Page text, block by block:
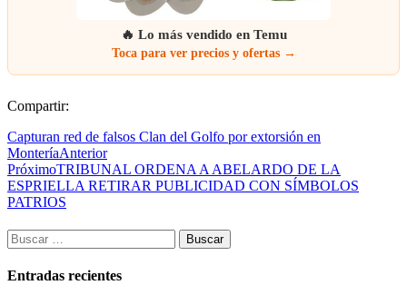
🔥 Lo más vendido en Temu
Toca para ver precios y ofertas →
Compartir:
Capturan red de falsos Clan del Golfo por extorsión en
MonteríaAnterior
PróximoTRIBUNAL ORDENA A ABELARDO DE LA
ESPRIELLA RETIRAR PUBLICIDAD CON SÍMBOLOS
PATRIOS
Buscar:
Entradas recientes